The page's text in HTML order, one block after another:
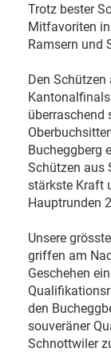
Trotz bester
Mitfavoriten
Ramsern und
Den Schützen
überraschend
Bucheggberg
Schützen aus
stärkste Kraft
Hauptrunden
Unsere
griffen am
Geschehen
den
souveräner
Schnottwiler